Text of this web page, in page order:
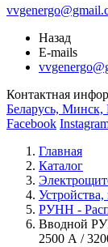
Назад
E-mails
Контактная
Беларусь, Минск,
Facebook
Главная
Каталог
РУНН -
Вводной
2500 А /